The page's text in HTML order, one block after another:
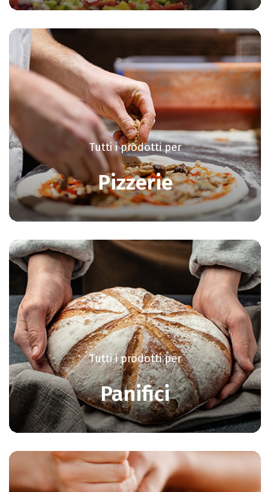
Tutti i prodotti per
Pizzerie
Tutti i prodotti per
Panifici